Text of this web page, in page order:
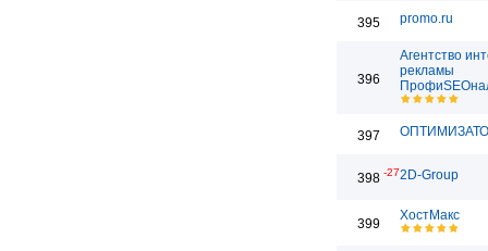
395 promo.ru
396
Агентство
рекламы
397
398 -272D-Group
399
ХостМакс